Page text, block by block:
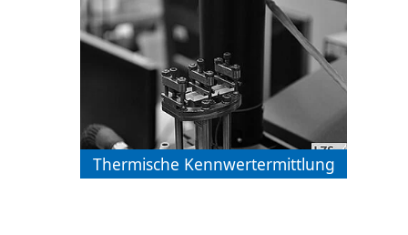
Thermische Kennwertermittlung